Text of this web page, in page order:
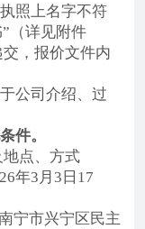
照上名字不符
（详见附件
，报价文件内
公司介绍、过
件。
点、方式
年3月3 日 17
宁市兴宁区民主